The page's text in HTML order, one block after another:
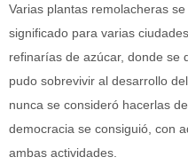
Varias plantas remolacheras
significado para varias
refinarías de azúcar, donde se
pudo sobrevivir al desarrollo
nunca se consideró hacerlas
democracia se consiguió, con
ambas actividades.